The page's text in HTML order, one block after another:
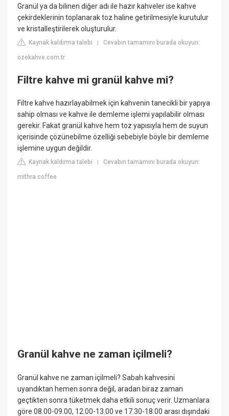
Granül ya da bilinen diğer adı ile hazır kahveler ise kahve
çekirdeklerinin toplanarak toz haline getirilmesiyle kurutulur
ve kristalleştirilerek oluşturulur.
Kaynak kaldırma talebi |Cevabın tamamını burada okuyun:
ozekahve.com.tr
Filtre kahve mi granül kahve mi?
Filtre kahve hazırlayabilmek için kahvenin tanecikli bir yapıya
sahip olması ve kahve ile demleme işlemi yapılabilir olması
gerekir. Fakat granül kahve hem toz yapısıyla hem de suyun
içerisinde çözünebilme özelliği sebebiyle böyle bir demleme
işlemine uygun değildir.
Kaynak kaldırma talebi |Cevabın tamamını burada okuyun:
mithra.coffee
Granül kahve ne zaman içilmeli?
Granül kahve ne zaman içilmeli? Sabah kahvesini
uyandıktan hemen sonra değil, aradan biraz zaman
geçtikten sonra tüketmek daha etkili sonuç verir. Uzmanlara
göre 08.00-09.00, 12.00-13.00 ve 17.30-18.00 arası dışındaki